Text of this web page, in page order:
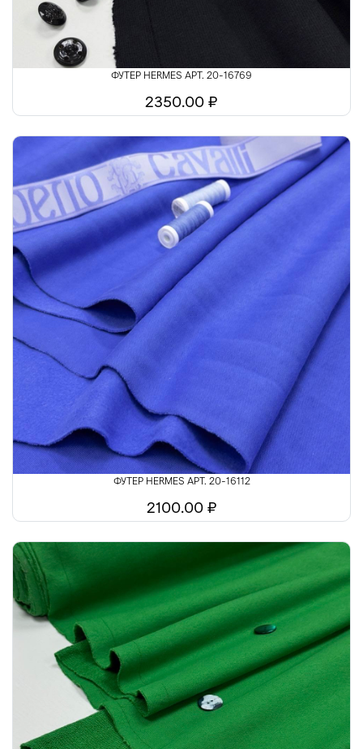
ФУТЕР HERMES АРТ. 20-16769
2350.00 ₽
ФУТЕР HERMES АРТ. 20-16112
2100.00 ₽